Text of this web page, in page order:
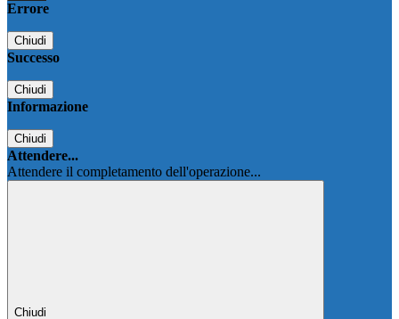
Errore
Chiudi
Successo
Chiudi
Informazione
Chiudi
Attendere...
Attendere il completamento dell'operazione...
Chiudi